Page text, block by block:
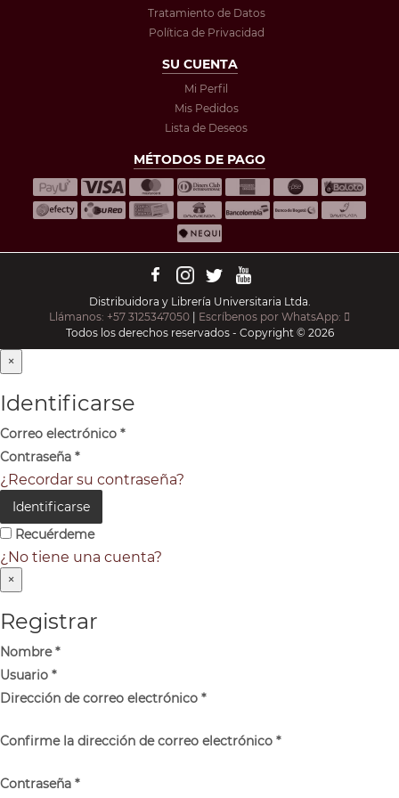
Tratamiento de Datos
Política de Privacidad
SU CUENTA
Mi Perfil
Mis Pedidos
Lista de Deseos
MÉTODOS DE PAGO
Distribuidora y Librería Universitaria Ltda.
Llámanos: +57 3125347050
Escríbenos por WhatsApp:
Todos los derechos reservados - Copyright © 2026
×
Identificarse
Correo electrónico *
Contraseña *
¿Recordar su contraseña?
Identificarse
Recuérdeme
¿No tiene una cuenta?
×
Registrar
Nombre*
Usuario *
Dirección de correo electrónico *
Confirme la dirección de correo electrónico *
Contraseña *